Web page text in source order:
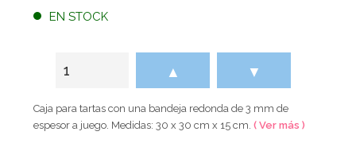
EN STOCK
▲ ▼
Caja para tartas con una bandeja redonda de 3 mm de
espesor a juego. Medidas: 30 x 30 cm x 15 cm.( Ver más )